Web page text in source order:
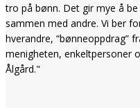
tro på bønn. Det gir mye å be
sammen med andre. Vi ber
hverandre, “bønneoppdrag”
menigheten, enkeltpersoner
Ålgård."